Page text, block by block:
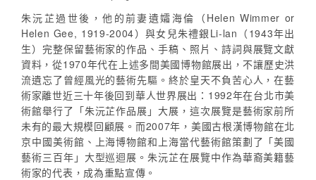
朱沅芷過世後，他的前妻遺孀海倫（Helen Wimmer or
Helen Gee, 1919-2004）與女兒朱禮銀Li-lan（1943年出
生）完整保留藝術家的作品、手稿、照片、詩詞與展覽文獻
資料，從1970年代在上述多間美國博物館展出，不讓歷史洪
流遺忘了曾經風光的藝術先驅。終於皇天不負苦心人，在藝
術家離世近三十年後回到華人世界展出：1992年在台北市美
術館舉行了「朱沅芷作品展」大展，這次展覽是藝術家前所
未有的最大規模回顧展。而2007年，美國古根漢博物館在北
京中國美術館、上海博物館和上海當代藝術館策劃了「美國
藝術三百年」大型巡迴展。朱沅芷在展覽中作為華裔美籍藝
術家的代表，成為重點宣傳。